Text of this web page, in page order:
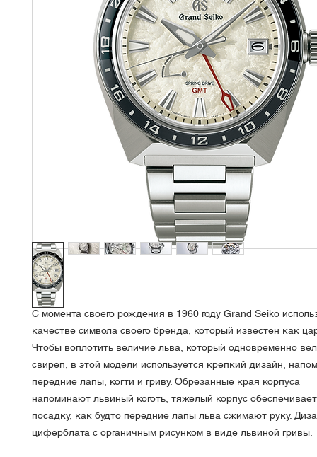
С момента своего рождения в 1960 году Grand Seiko
качестве символа своего бренда, который известен как
Чтобы воплотить величие льва, который одновременно
свиреп, в этой модели используется крепкий дизайн,
передние лапы, когти и гриву. Обрезанные края корпуса
напоминают львиный коготь, тяжелый корпус
посадку, как будто передние лапы льва сжимают руку.
циферблата с органичным рисунком в виде львиной гривы.